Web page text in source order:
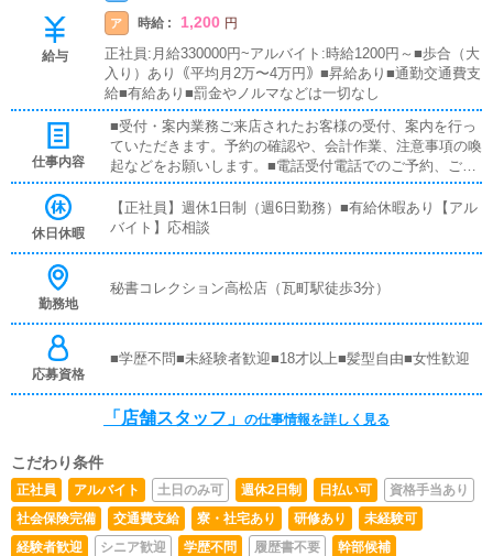
給与
ア 時給 : 1,200 円
正社員:月給330000円~アルバイト:時給1200円～■歩合（大
入り）あり｟平均月2万〜4万円｠■昇給あり■通勤交通費支
給■有給あり■罰金やノルマなどは一切なし
仕事内容
■受付・案内業務ご来店されたお客様の受付、案内を行っ
ていただきます。予約の確認や、会計作業、注意事項の喚
起などをお願いします。■電話受付電話でのご予約、ご確
認などお客様が当店を選んで頂くご案内を致します。■PC
更新業務ネットなど、ポータルサイト等の店舗情報、キャ
ストの出勤情報、イベントなどの更新作業なります。■清
きます。簡単な作業の為、接客、パソコン未経験者でもす
内容を見ながら徐々に覚えて頂けますので、未経験の方で
休日休暇
【正社員】週休1日制（週6日勤務）■有給休暇あり【アル
バイト】応相談
勤務地
秘書コレクション高松店（瓦町駅徒歩3分）
応募資格
■学歴不問■未経験者歓迎■18才以上■髪型自由■女性歓迎
「店舗スタッフ」 の仕事情報を詳しく見る
こだわり条件
正社員 アルバイト 土日のみ可 週休2日制 日払い可
資格手当あり
社会保険完備
交通費支給 寮・社宅あり 研修あり
未経験可
経験者歓迎
シニア歓迎 学歴不問 履歴書不要
幹部候補